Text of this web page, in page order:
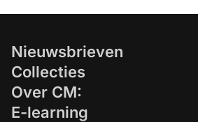
Nieuwsbrieven
Collecties
Over CM:
E-learning